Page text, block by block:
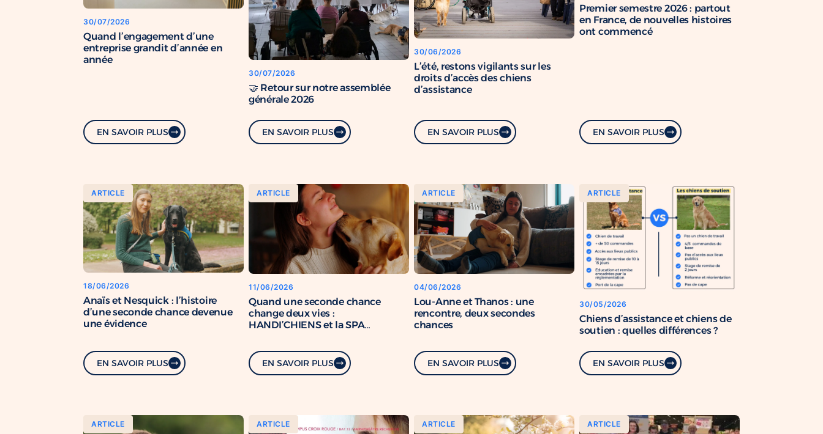
30/07/2026
Quand l’engagement d’une
entreprise grandit d’année en
année
EN SAVOIR PLUS
30/07/2026
🤝 Retour sur notre assemblée
générale 2026
EN SAVOIR PLUS
30/06/2026
L’été, restons vigilants sur les
droits d’accès des chiens
d’assistance
EN SAVOIR PLUS
Premier semestre 2026 : partout
en France, de nouvelles histoires
ont commencé
EN SAVOIR PLUS
ARTICLE
18/06/2026
Anaïs et Nesquick : l’histoire
d’une seconde chance devenue
une évidence
EN SAVOIR PLUS
ARTICLE
11/06/2026
Quand une seconde chance
change deux vies :
HANDI’CHIENS et la SPA
commun
EN SAVOIR PLUS
ARTICLE
04/06/2026
Lou-Anne et Thanos : une
rencontre, deux secondes
chances
EN SAVOIR PLUS
ARTICLE
30/05/2026
Chiens d’assistance et chiens de
soutien : quelles différences ?
EN SAVOIR PLUS
ARTICLE ARTICLE ARTICLE ARTICLE